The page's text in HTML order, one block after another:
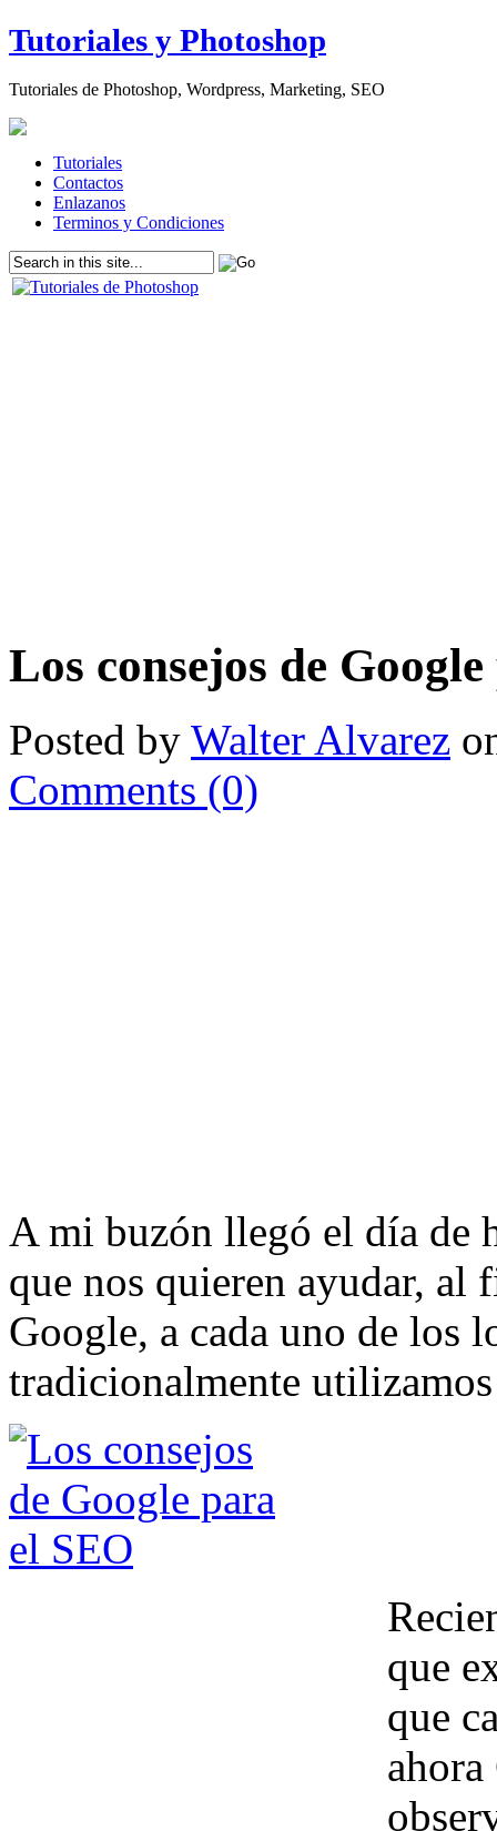
Tutoriales y Photoshop
Tutoriales de Photoshop, Wordpress, Marketing, SEO
Tutoriales
Contactos
Enlazanos
Terminos y Condiciones
Los consejos de
Posted by Walter Alvarez
Comments (0)
A mi buzón llegó el día de
que nos quieren ayudar, al
Google, a cada uno de los
tradicionalmente
que
que